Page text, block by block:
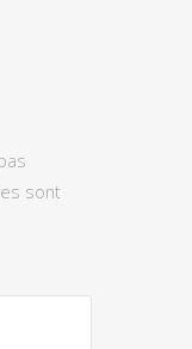
sont